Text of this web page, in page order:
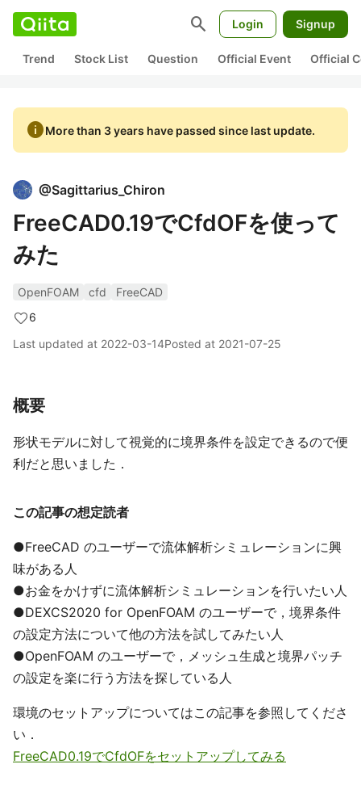
search Login Signup
Trend Stock List Question Official Event Official
infoMore than 3 years have passed since last update.
@Sagittarius_Chiron
FreeCAD0.19でCfdOFを使って
みた
OpenFOAM cfd
FreeCAD
6
Last updated at 2022-03-14Posted at 2021-07-25
概要
形状モデルに対して視覚的に境界条件を設定できるので便
利だと思いました．
この記事の想定読者
●FreeCAD のユーザーで流体解析シミュレーションに興
味がある人
●お金をかけずに流体解析シミュレーションを行いたい人
●DEXCS2020 for OpenFOAM のユーザーで，境界条件
の設定方法について他の方法を試してみたい人
●OpenFOAM のユーザーで，メッシュ生成と境界パッチ
の設定を楽に行う方法を探している人
環境のセットアップについてはこの記事を参照してくださ
い．
FreeCAD0.19でCfdOFをセットアップしてみる